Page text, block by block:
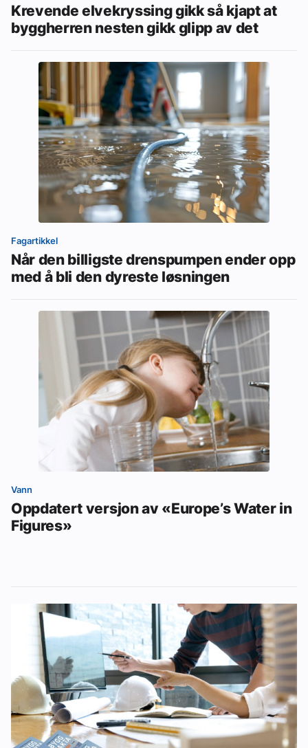
Krevende elvekryssing gikk så kjapt at
byggherren nesten gikk glipp av det
Fagartikkel
Når den billigste drenspumpen ender opp
med å bli den dyreste løsningen
Vann
Oppdatert versjon av «Europe’s Water in
Figures»